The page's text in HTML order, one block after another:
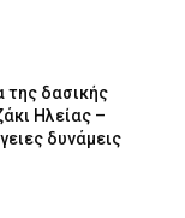
της δασικής
Ηλείας –
δυνάμεις